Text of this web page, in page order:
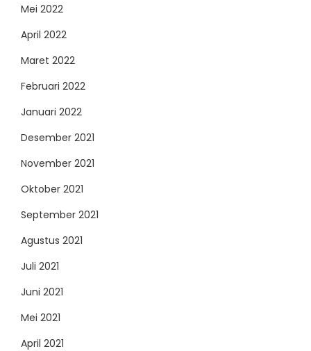
Mei 2022
April 2022
Maret 2022
Februari 2022
Januari 2022
Desember 2021
November 2021
Oktober 2021
September 2021
Agustus 2021
Juli 2021
Juni 2021
Mei 2021
April 2021